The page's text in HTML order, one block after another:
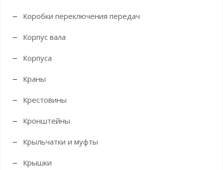
Коробки переключения передач
Корпус вала
Корпуса
Краны
Крестовины
Кронштейны
Крыльчатки и муфты
Крышки